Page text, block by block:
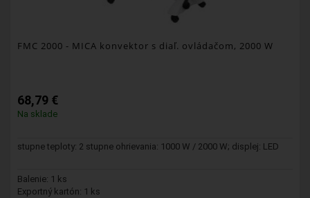
FMC 2000 - MICA konvektor s diaľ. ovládačom, 2000 W
68,79 €
Na sklade
stupne teploty: 2 stupne ohrievania: 1000 W / 2000 W; displej: LED
Balenie: 1 ks
Exportný kartón: 1 ks